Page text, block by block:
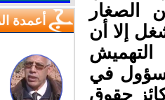
الصغار
إلا أن
في
حقوق
أعمدة